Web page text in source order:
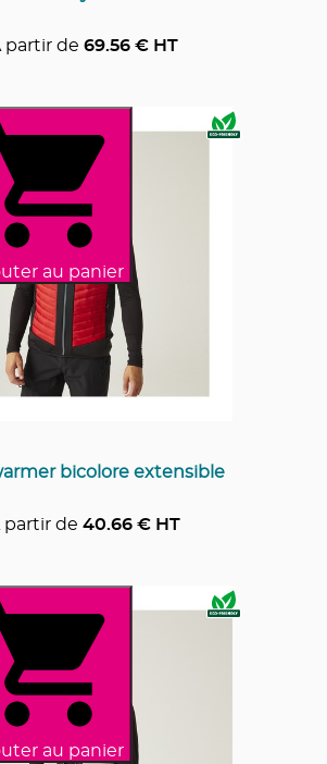
partir de 69.56 € HT
au panier
bicolore extensible
partir de 40.66€ HT
au panier